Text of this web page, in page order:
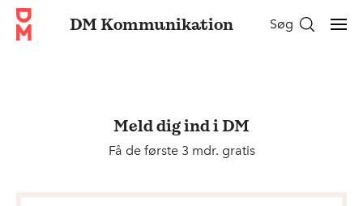
DM Kommunikation Søg
Meld dig ind i DM
Få de første 3 mdr. gratis